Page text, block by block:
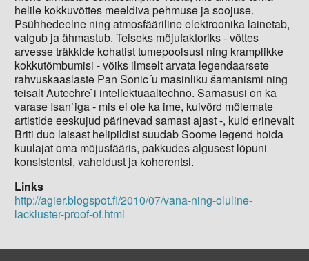
helile kokkuvõttes meeldiva pehmuse ja soojuse.
Psühhedeelne ning atmosfääriline elektroonika lainetab,
valgub ja ähmastub. Teiseks mõjufaktoriks - võttes
arvesse träkkide kohatist tumepoolsust ning kramplikke
kokkutõmbumisi - võiks ilmselt arvata legendaarsete
rahvuskaaslaste Pan Sonic´u masinliku šamanismi ning
teisalt Autechre`i intellektuaaltechno. Sarnasusi on ka
varase Isan`iga - mis ei ole ka ime, kuivõrd mõlemate
artistide eeskujud pärinevad samast ajast -, kuid erinevalt
Briti duo laisast helipildist suudab Soome legend hoida
kuulajat oma mõjusfääris, pakkudes algusest lõpuni
konsistentsi, vaheldust ja koherentsi.
Links
http://agier.blogspot.fi/2010/07/vana-ning-oluline-
lackluster-proof-of.html